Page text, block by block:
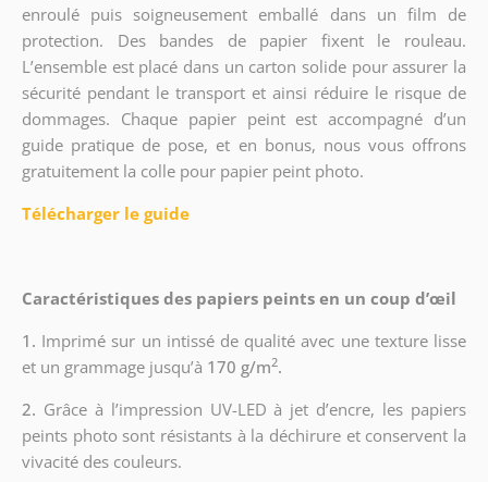
enroulé puis soigneusement emballé dans un film de
protection. Des bandes de papier fixent le rouleau.
L’ensemble est placé dans un carton solide pour assurer la
sécurité pendant le transport et ainsi réduire le risque de
dommages. Chaque papier peint est accompagné d’un
guide pratique de pose, et en bonus, nous vous offrons
gratuitement la colle pour papier peint photo.
Télécharger le guide
Caractéristiques des papiers peints en un coup d’œil
1. Imprimé sur un intissé de qualité avec une texture lisse
et un grammage jusqu’à 170 g/m2.
2. Grâce à l’impression UV-LED à jet d’encre, les papiers
peints photo sont résistants à la déchirure et conservent la
vivacité des couleurs.